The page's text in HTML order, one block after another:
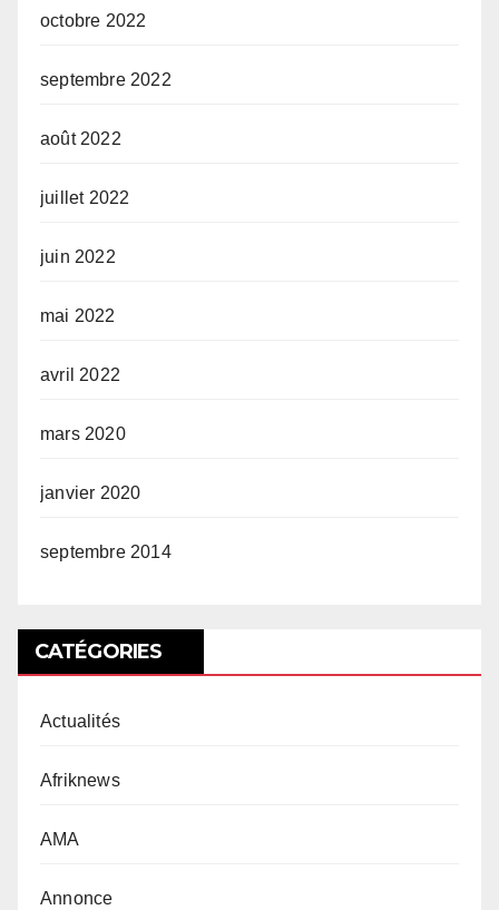
octobre 2022
septembre 2022
août 2022
juillet 2022
juin 2022
mai 2022
avril 2022
mars 2020
janvier 2020
septembre 2014
CATÉGORIES
Actualités
Afriknews
AMA
Annonce